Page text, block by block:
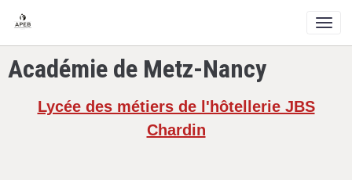
Académie de Metz-Nancy
Lycée des métiers de l'hôtellerie JBS
Chardin